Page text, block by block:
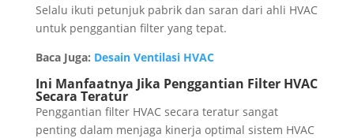
Selalu ikuti petunjuk pabrik dan saran dari ahli HVAC
untuk penggantian filter yang tepat.
Baca Juga: Desain Ventilasi HVAC
Ini Manfaatnya Jika Penggantian Filter HVAC
Secara Teratur
Penggantian filter HVAC secara teratur sangat
penting dalam menjaga kinerja optimal sistem HVAC